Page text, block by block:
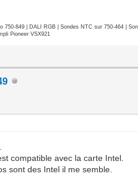
750-849 | DALI RGB | Sondes NTC sur 750-464 |
Pioneer VSX921
compatible avec la carte Intel.
sont des Intel il me semble.